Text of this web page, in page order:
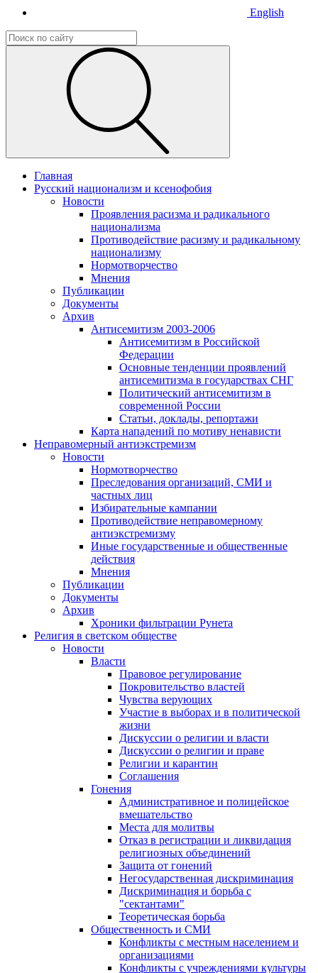
English
Главная
Русский национализм и ксенофобия
Новости
Проявления расизма и радикального
национализма
Противодействие расизму и радикальному
национализму
Нормотворчество
Мнения
Публикации
Документы
Архив
Антисемитизм 2003-2006
Антисемитизм в Российской
Федерации
Основные тенденции проявлений
антисемитизма в государствах СНГ
Политический антисемитизм в
современной России
Статьи, доклады, репортажи
Карта нападений по мотиву ненависти
Неправомерный антиэкстремизм
Новости
Нормотворчество
Преследования организаций, СМИ и
частных лиц
Избирательные кампании
Противодействие неправомерному
антиэкстремизму
Иные государственные и общественные
действия
Мнения
Публикации
Документы
Архив
Хроники фильтрации Рунета
Религия в светском обществе
Новости
Власти
Правовое регулирование
Покровительство властей
Чувства верующих
Участие в выборах и в политической
жизни
Дискуссии о религии и власти
Дискуссии о религии и праве
Религии и карантин
Соглашения
Гонения
Административное и полицейское
вмешательство
Места для молитвы
Отказ в регистрации и ликвидация
религиозных объединений
Защита от гонений
Негосударственная дискриминация
Дискриминация и борьба с
"сектантами"
Теоретическая борьба
Общественность и СМИ
Конфликты с местным населением и
организациями
Конфликты с учреждениями культуры